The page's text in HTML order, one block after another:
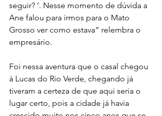
seguir? ’. Nesse momento de dúvida a
Ane falou para irmos para o Mato
Grosso ver como estava” relembra o
empresário.
Foi nessa aventura que o casal chegou
à Lucas do Rio Verde, chegando já
tiveram a certeza de que aqui seria o
lugar certo, pois a cidade já havia